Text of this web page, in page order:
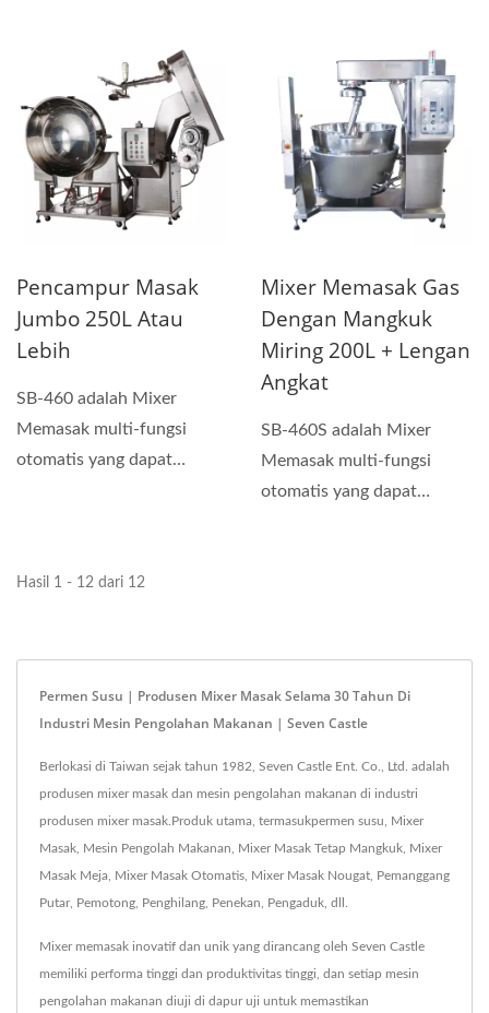
Pencampur Masak
Jumbo 250L Atau
Lebih
SB-460 adalah Mixer
Memasak multi-fungsi
otomatis yang dapat
Mixer Memasak Gas
Dengan Mangkuk
Miring 200L + Lengan
Angkat
SB-460S adalah Mixer
Memasak multi-fungsi
otomatis yang dapat
Hasil 1 - 12 dari 12
Permen Susu | Produsen Mixer Masak Selama 30 Tahun Di
Industri Mesin Pengolahan Makanan | Seven Castle
Berlokasi di Taiwan sejak tahun 1982, Seven Castle Ent. Co., Ltd. adalah
produsen mixer masak dan mesin pengolahan makanan di industri
produsen mixer masak.Produk utama, termasukpermen susu, Mixer
Masak, Mesin Pengolah Makanan, Mixer Masak Tetap Mangkuk, Mixer
Masak Meja, Mixer Masak Otomatis, Mixer Masak Nougat, Pemanggang
Putar, Pemotong, Penghilang, Penekan, Pengaduk, dll.
Mixer memasak inovatif dan unik yang dirancang oleh Seven Castle
memiliki performa tinggi dan produktivitas tinggi, dan setiap mesin
pengolahan makanan diuji di dapur uji untuk memastikan